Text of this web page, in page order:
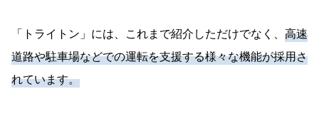
「トライトン」には、これまで紹介しただけでなく、 高速
道路や駐車場などでの運転を支援する様々な機能が採用さ
れています。